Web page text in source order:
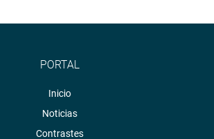
PORTAL
Inicio
Noticias
Contrastes